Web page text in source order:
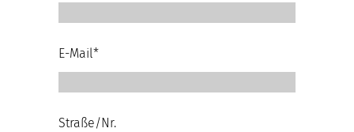
E-Mail*
Straße/Nr.